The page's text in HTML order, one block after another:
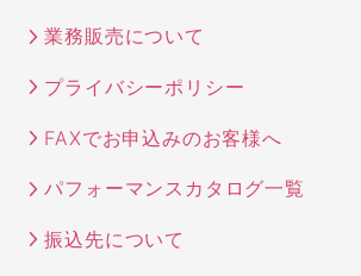
業務販売について
プライバシーポリシー
FAXでお申込みのお客様へ
パフォーマンスカタログ一覧
振込先について